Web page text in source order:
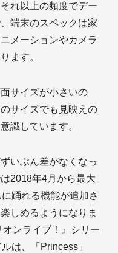
れ以上の頻度でデー
端末のスペックは家
メーションやカメラ
ます。
サイズが小さいの
サイズでも見映えの
識しています。
いぶん差がなくなっ
2018年4月から最大
踊れる機能が追加さ
しめるようになりま
ンライブ！』シリー
は、「Princess」